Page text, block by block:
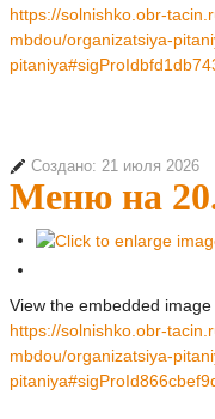
https://solnishko.obr-
mbdou/organizatsiya-
Создано: 21 июля 2026
Меню на
View the embedded
https://solnishko.obr-
mbdou/organizatsiya-